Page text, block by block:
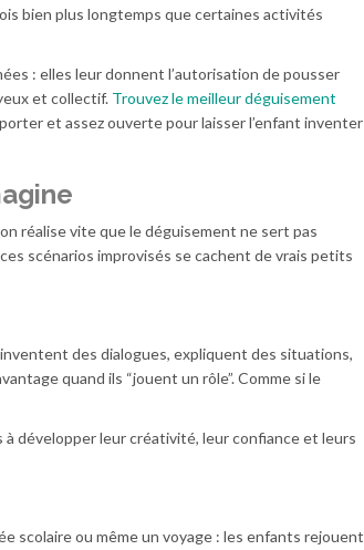
bien plus longtemps que certaines activités
: elles leur donnent l’autorisation de pousser
et collectif. Trouvez le meilleur déguisement
et assez ouverte pour laisser l’enfant inventer
réalise vite que le déguisement ne sert pas
scénarios improvisés se cachent de vrais petits
des dialogues, expliquent des situations,
quand ils “jouent un rôle”. Comme si le
à développer leur créativité, leur confiance et leurs
scolaire ou même un voyage : les enfants rejouent